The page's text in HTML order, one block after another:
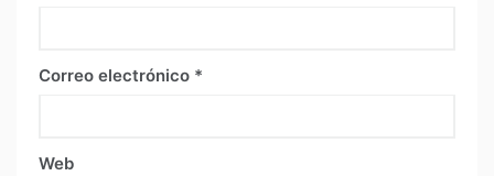
Correo electrónico *
Web